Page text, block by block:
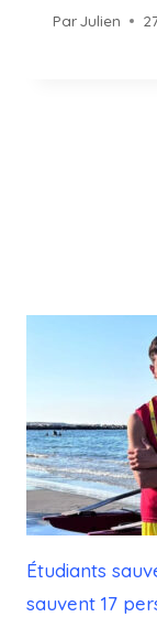
ParJulien
Étudiants
sauvent 17